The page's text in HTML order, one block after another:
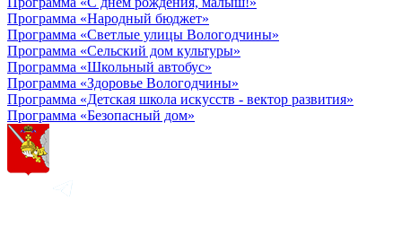
Программа «Народный бюджет»
Программа «Светлые улицы Вологодчины»
Программа «Сельский дом культуры»
Программа «Школьный автобус»
Программа «Здоровье Вологодчины»
Программа «Детская школа искусств - вектор развития»
Программа «Безопасный дом»